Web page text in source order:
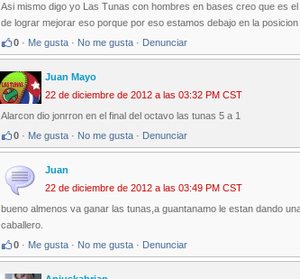
Asi mismo digo yo Las Tunas con hombres en bases creo que es
de lograr mejorar eso porque por eso estamos debajo en la
0 · Me gusta · No me gusta · Denunciar
Juan Mayo
22 de diciembre de 2012 a las 03:32 PM CST
Alarcon dio jonrron en el final del octavo las tunas 5 a 1
0 · Me gusta · No me gusta · Denunciar
Juan
22 de diciembre de 2012 a las 03:49 PM CST
bueno almenos va ganar las tunas,a guantanamo le estan dando
caballero.
0 · Me gusta · No me gusta · Denunciar